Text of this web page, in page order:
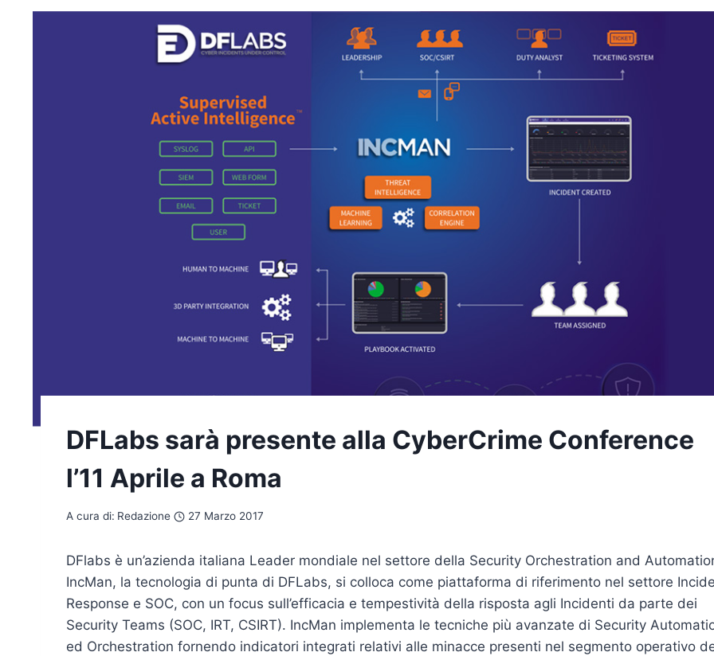
DFLabs sarà presente alla CyberCrime Conference
l’11 Aprile a Roma
A cura di: Redazione 27 Marzo 2017
DFlabs è un’azienda italiana Leader mondiale nel settore della Security Orchestration and
IncMan, la tecnologia di punta di DFLabs, si colloca come piattaforma di riferimento nel settore
Response e SOC, con un focus sull’efficacia e tempestività della risposta agli Incidenti da parte dei
Security Teams (SOC, IRT, CSIRT). IncMan implementa le tecniche più avanzate di Security
ed Orchestration fornendo indicatori integrati relativi alle minacce presenti nel segmento operativo